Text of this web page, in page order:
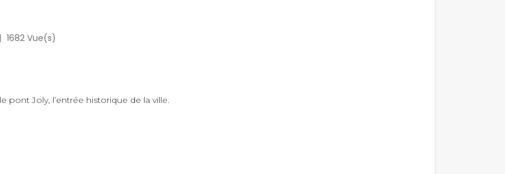
| 1682 Vue(s)
pont Joly, l’entrée historique de la ville.